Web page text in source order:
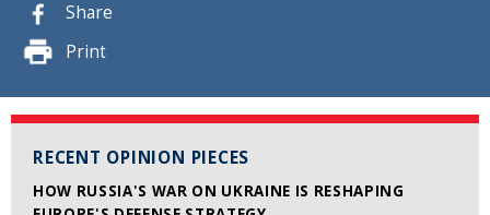
Share
Print
RECENT OPINION PIECES
HOW RUSSIA'S WAR ON UKRAINE IS RESHAPING